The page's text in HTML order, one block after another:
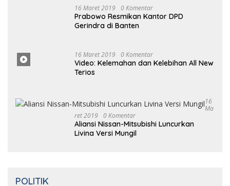
2019 0 Komentar
Prabowo Resmikan Kantor DPD
16 Maret
2019 0
Komentar
16
Ret 2019
0 Komentar
Aliansi Nissan-Mitsubishi Luncurkan